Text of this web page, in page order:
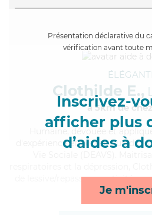
Présentation déclarative du
vérification avant toute
Inscrivez-
afficher plus
d’aides à
Je
Clothilde E.,
à 5km de
, dévouée et
d'expérience et possède un
de lessive/repassage, activités,